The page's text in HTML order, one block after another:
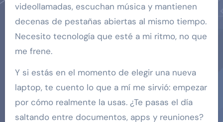
videollamadas, escuchan música y mantienen
decenas de pestañas abiertas al mismo tiempo.
Necesito tecnología que esté a mi ritmo, no que
me frene.
Y si estás en el momento de elegir una nueva
laptop, te cuento lo que a mí me sirvió: empezar
por cómo realmente la usas. ¿Te pasas el día
saltando entre documentos, apps y reuniones?